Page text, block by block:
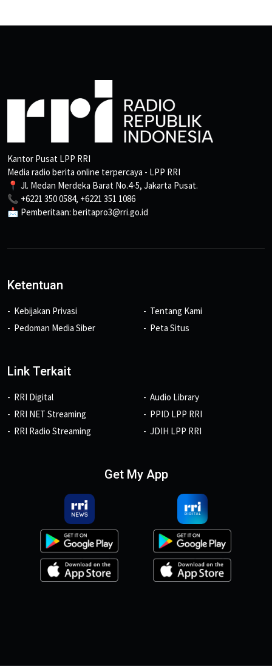
Kantor Pusat LPP RRI
Media radio berita online terpercaya - LPP RRI
📍 Jl. Medan Merdeka Barat No.4-5, Jakarta Pusat.
📞 +6221 350 0584, +6221 351 1086
📩 Pemberitaan: beritapro3@rri.go.id
Ketentuan
Kebijakan Privasi
Pedoman Media Siber
Tentang Kami
Peta Situs
Link Terkait
RRI Digital
RRI NET Streaming
RRI Radio Streaming
Audio Library
PPID LPP RRI
JDIH LPP RRI
Get My App